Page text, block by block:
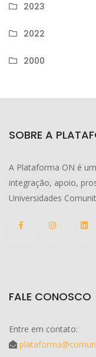
2023
2022
2000
SOBRE A
A Plataforma ON é
integração, apoio,
Universidades
FALE CONOSCO
Entre em contato: